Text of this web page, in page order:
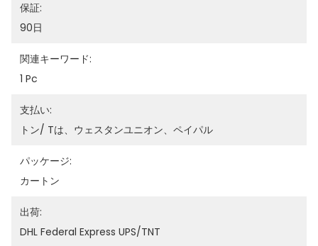
保証:
90日
関連キーワード:
1 Pc
支払い:
トン/ Tは、ウェスタンユニオン、ペイパル
パッケージ:
カートン
出荷:
DHL Federal Express UPS/TNT